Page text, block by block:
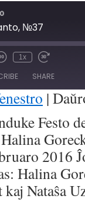
№37
Unmute
Rewind
Seconds
1x
Fast
30
seconds
SHARE
|
Festo
2016
Halina
kaj Nataŝa